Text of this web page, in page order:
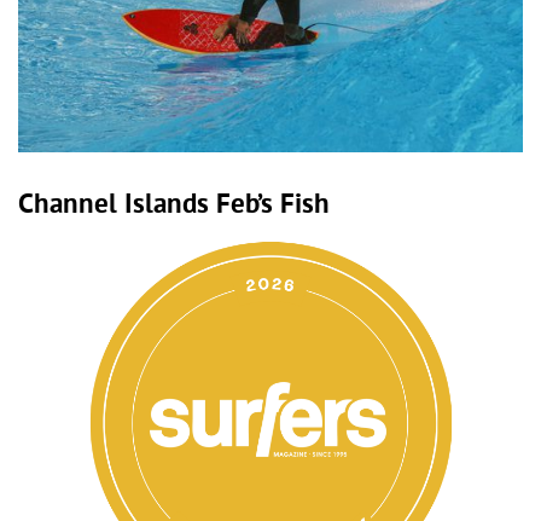
Channel Islands Feb’s Fish